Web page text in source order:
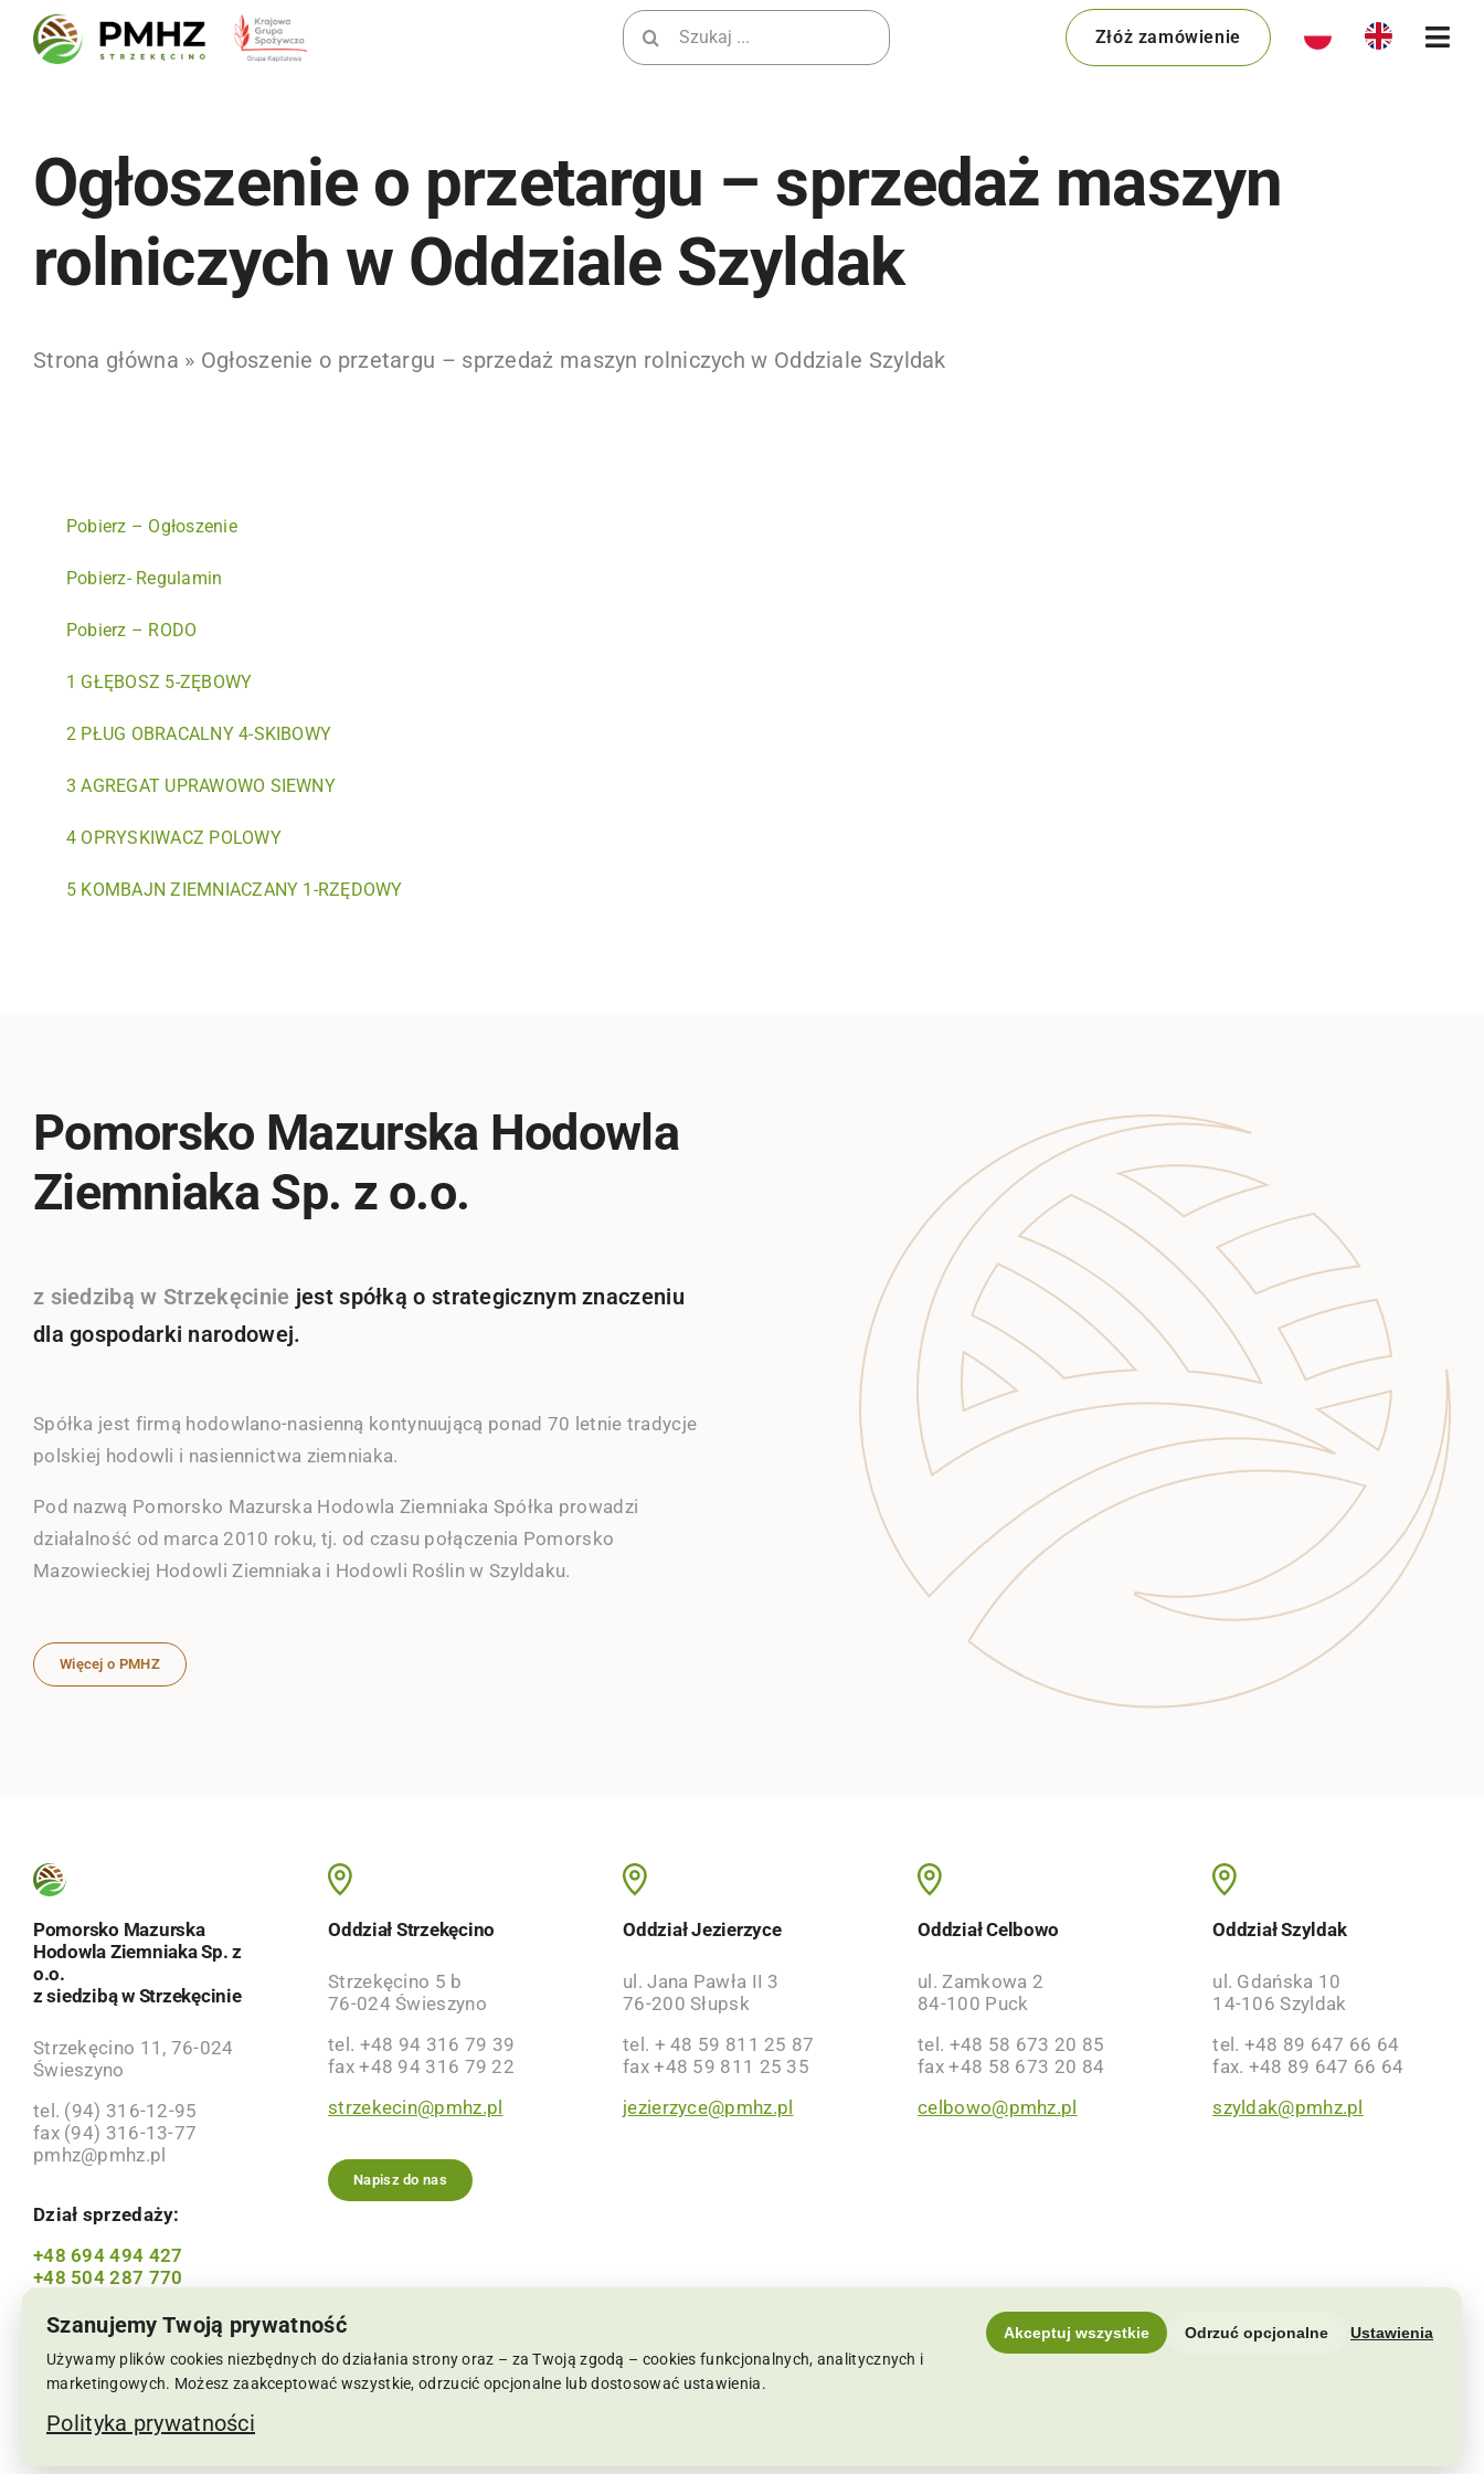
Skip
Wyszukiwanie
dla:
Złóż zamówienie
Ogłoszenie o przetargu – sprzedaż maszyn
rolniczych w Oddziale Szyldak
Strona główna » Ogłoszenie o przetargu – sprzedaż maszyn rolniczych w Oddziale Szyldak
Pobierz – Ogłoszenie
Pobierz- Regulamin
Pobierz – RODO
1 GŁĘBOSZ 5-ZĘBOWY
2 PŁUG OBRACALNY 4-SKIBOWY
3 AGREGAT UPRAWOWO SIEWNY
4 OPRYSKIWACZ POLOWY
5 KOMBAJN ZIEMNIACZANY 1-RZĘDOWY
Pomorsko Mazurska Hodowla
Ziemniaka Sp. z o.o.
z siedzibą w Strzekęcinie jest spółką o strategicznym znaczeniu
dla gospodarki narodowej.
Spółka jest firmą hodowlano-nasienną kontynuującą ponad 70 letnie tradycje
polskiej hodowli i nasiennictwa ziemniaka.
Pod nazwą Pomorsko Mazurska Hodowla Ziemniaka Spółka prowadzi
działalność od marca 2010 roku, tj. od czasu połączenia Pomorsko
Mazowieckiej Hodowli Ziemniaka i Hodowli Roślin w Szyldaku.
Więcej o PMHZ
Pomorsko Mazurska
Hodowla Ziemniaka Sp. z
o.o.
z siedzibą w Strzekęcinie
Strzekęcino 11, 76-024
Świeszyno
tel. (94) 316-12-95
fax (94) 316-13-77
pmhz@pmhz.pl
Dział sprzedaży:
+48 694 494 427
+48 504 287 770
Oddział Strzekęcino
Strzekęcino 5 b
76-024 Świeszyno
tel. +48 94 316 79 39
fax +48 94 316 79 22
strzekecin@pmhz.pl
Napisz do nas
Oddział Jezierzyce
ul. Jana Pawła II 3
76-200 Słupsk
tel. + 48 59 811 25 87
fax +48 59 811 25 35
jezierzyce@pmhz.pl
Oddział Celbowo
ul. Zamkowa 2
84-100 Puck
tel. +48 58 673 20 85
fax +48 58 673 20 84
celbowo@pmhz.pl
Oddział Szyldak
ul. Gdańska 10
14-106 Szyldak
tel. +48 89 647 66 64
fax. +48 89 647 66 64
szyldak@pmhz.pl
NIP: 6691002564, KRS: 0000063659 | Sąd Rejonowy w Koszalinie IX Wydział Krajowego Rejestru Sądowego Kapitał Zakładowy: 22.286.500 zł
Copyrights 2019-2026 pmhz.pl | Wszelkie prawa zastrzeżone | Realizacja:
Szanujemy Twoją prywatność
Używamy plików cookies niezbędnych do działania strony oraz – za Twoją zgodą – cookies funkcjonalnych, analitycznych i
marketingowych. Możesz zaakceptować wszystkie, odrzucić opcjonalne lub dostosować ustawienia.
Polityka prywatności
Akceptuj wszystkie Odrzuć opcjonalne Ustawienia